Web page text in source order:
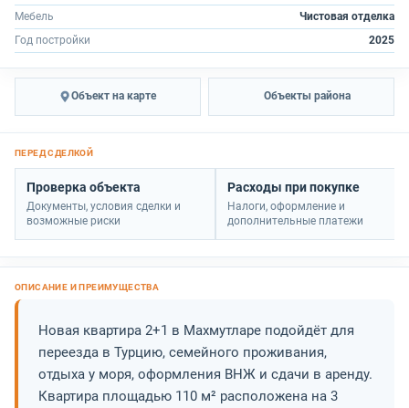
Мебель
Чистовая отделка
Год постройки
2025
Объект на карте Объекты района
Проверка объекта
Документы, условия сделки и
возможные риски
Расходы при покупке
Налоги, оформление и
дополнительные платежи
Новая квартира 2+1 в Махмутларе подойдёт для
переезда в Турцию, семейного проживания,
отдыха у моря, оформления ВНЖ и сдачи в аренду.
Квартира площадью 110 м² расположена на 3